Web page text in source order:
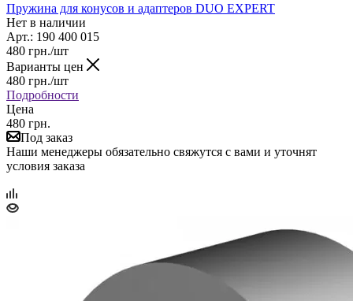
Пружина для конусов и адаптеров DUO EXPERT
Нет в наличии
Арт.: 190 400 015
480 грн./шт
Варианты цен
480 грн./шт
Подробности
Цена
480 грн.
Под заказ
Наши менеджеры обязательно свяжутся с вами и уточнят
условия заказа